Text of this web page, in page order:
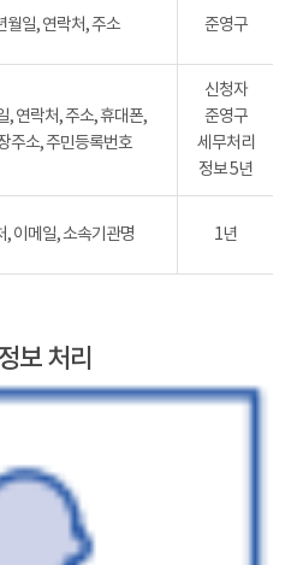
월일, 연락처, 주소 준영구
, 연락처, 주소, 휴대폰,
주소, 주민등록번호
신청자
준영구
세무처리
정보 5년
, 이메일, 소속기관명 1년
보 처리